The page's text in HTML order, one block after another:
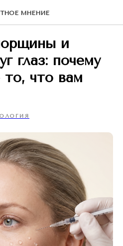
МНЕНИЕ
и
глаз: почему
что вам